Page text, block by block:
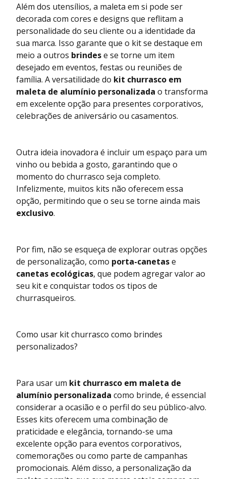
Além dos utensílios, a maleta em si pode ser
decorada com cores e designs que reflitam a
personalidade do seu cliente ou a identidade da
sua marca. Isso garante que o kit se destaque em
meio a outros brindese se torne um item
desejado em eventos, festas ou reuniões de
família. A versatilidade do kit churrasco em
maleta de alumínio personalizada o transforma
em excelente opção para presentes corporativos,
celebrações de aniversário ou casamentos.
Outra ideia inovadora é incluir um espaço para um
vinho ou bebida a gosto, garantindo que o
momento do churrasco seja completo.
Infelizmente, muitos kits não oferecem essa
opção, permitindo que o seu se torne ainda mais
exclusivo.
Por fim, não se esqueça de explorar outras opções
de personalização, como porta-canetase
canetas ecológicas, que podem agregar valor ao
seu kit e conquistar todos os tipos de
churrasqueiros.
Como usar kit churrasco como brindes
personalizados?
Para usar um kit churrasco em maleta de
alumínio personalizada como brinde, é essencial
considerar a ocasião e o perfil do seu público-alvo.
Esses kits oferecem uma combinação de
praticidade e elegância, tornando-se uma
excelente opção para eventos corporativos,
comemorações ou como parte de campanhas
promocionais. Além disso, a personalização da